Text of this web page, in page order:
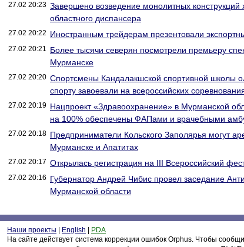
27.02 20:23 Завершено возведение монолитных конструкций
областного диспансера
27.02 20:22 Иностранным трейдерам презентовали
27.02 20:21 Более тысячи северян посмотрели премьеру
Мурманске
27.02 20:20 Спортсмены Кандалакшской спортивной школы
спорту завоевали на всероссийских
27.02 20:19 Нацпроект «Здравоохранение» в Мурманской
на 100% обеспечены ФАПами и врачебными
27.02 20:18 Предприниматели Кольского Заполярья могут
Мурманске и Апатитах
27.02 20:17 Открылась регистрация на III Всероссийский
27.02 20:16 Губернатор Андрей Чибис провел заседание
Мурманской области
Наши проекты English
PDA
На сайте действует система коррекции ошибок Orphus. Чтобы